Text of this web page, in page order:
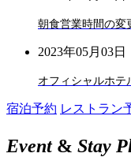
朝食営業時間の変
2023年05月03日
オフィシャルホテ
宿泊予約 レストラン
Event& Stay